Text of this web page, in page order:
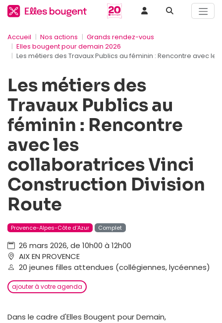
Accueil Nos actions
Grands rendez-vous
Elles bougent pour demain 2026
Les métiers des Travaux Publics au féminin : Rencontre avec
Les métiers des
Travaux Publics au
féminin : Rencontre
avec les
collaboratrices Vinci
Construction Division
Route
Provence-Alpes-Côte d'Azur Complet
26 mars 2026, de 10h00 à 12h00
AIX EN PROVENCE
20 jeunes filles attendues (collégiennes, lycéennes)
ajouter à votre agenda
Dans le cadre d'Elles Bougent pour Demain,